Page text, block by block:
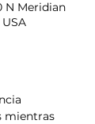
N Meridian
mientras